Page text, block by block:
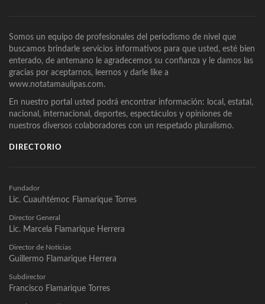
Somos un equipo de profesionales del periodismo de nivel que
buscamos brindarle servicios informativos para que usted, esté bien
enterado, de antemano le agradecemos su confianza y le damos las
gracias por aceptarnos, leernos y darle like a
www.notatamaulipas.com.
En nuestro portal usted podrá encontrar información: local, estatal,
nacional, internacional, deportes, espectáculos y opiniones de
nuestros diversos colaboradores con un respetado pluralismo.
DIRECTORIO
Fundador
Lic. Cuauhtémoc Flamarique Torres
Director General
Lic. Marcela Flamarique Herrera
Director de Noticias
Guillermo Flamarique Herrera
Subdirector
Francisco Flamarique Torres